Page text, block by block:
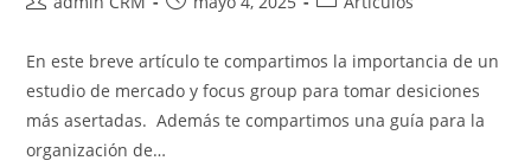
En este breve artículo te compartimos la importancia de un
estudio de mercado y focus group para tomar desiciones
más asertadas. Además te compartimos una guía para la
organización de…